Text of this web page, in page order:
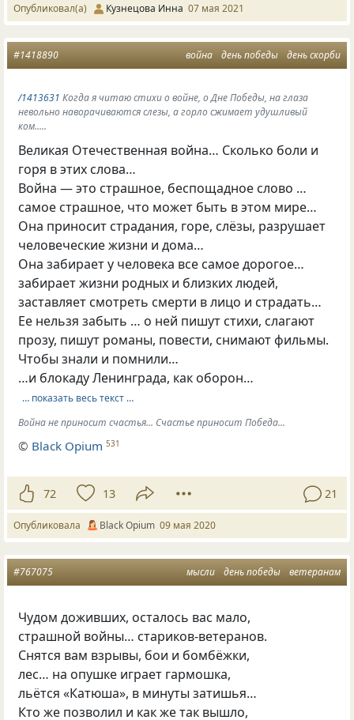
Опубликовал(а) Кузнецова Инна 07 мая 2021
война день победы день скорби
#1418890
/1413631 Когда я читаю стихи о войне, о Дне Победы, на глаза
невольно наворачиваются слезы, а горло сжимает удушливый
ком.....
Великая Отечественная война… Сколько боли и
горя в этих слова…
Война — это страшное, беспощадное слово …
самое страшное, что может быть в этом мире…
Она приносит страдания, горе, слёзы, разрушает
человеческие жизни и дома…
Она забирает у человека все самое дорогое…
забирает жизни родных и близких людей,
заставляет смотреть смерти в лицо и страдать…
Ее нельзя забыть … о ней пишут стихи, слагают
прозу, пишут романы, повести, снимают фильмы.
Чтобы знали и помнили…
…и блокаду Ленинграда, как оборон…
… показать весь текст …
Война не приносит счастья... Счастье приносит Победа...
© Вlack Opium 531
72 13 21
Опубликовала Вlack Оpium 09 мая 2020
мысли день победы ветеранам
#767075
Чудом доживших, осталось вас мало,
страшной войны… стариков-ветеранов.
Снятся вам взрывы, бои и бомбёжки,
лес… на опушке играет гармошка,
льётся «Катюша», в минуты затишья…
Кто же позволил и как же так вышло,